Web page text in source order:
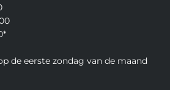
de eerste zondag van de maand